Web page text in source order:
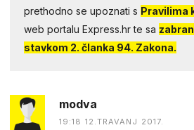
prethodno se upoznati s Pravilima
web portalu Express.hr te sa
stavkom 2. članka 94. Zakona.
modva
19:18 12.TRAVANJ 2017.